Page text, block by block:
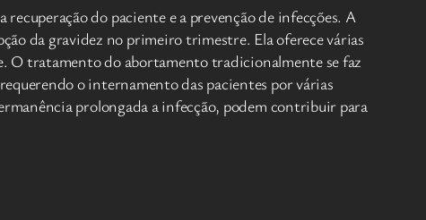
do paciente e a prevenção de infecções. A
da gravidez no primeiro trimestre. Ela oferece várias
O tratamento do abortamento tradicionalmente se faz
o internamento das pacientes por várias
prolongada a infecção, podem contribuir para